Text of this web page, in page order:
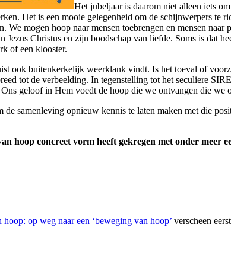
Het jubeljaar is daarom niet alleen iets
Het is een mooie gelegenheid om de schijnwerpers
We mogen hoop naar mensen toebrengen en mensen
Christus en zijn boodschap van liefde. Soms is dat
of een klooster.
ook buitenkerkelijk weerklank vindt. Is het toeval of
tot de verbeelding. In tegenstelling tot het seculiere
geloof in Hem voedt de hoop die we ontvangen die we
de samenleving opnieuw kennis te laten maken met die
hoop concreet vorm heeft gekregen met onder meer
op weg naar een ‘beweging van hoop’ verscheen